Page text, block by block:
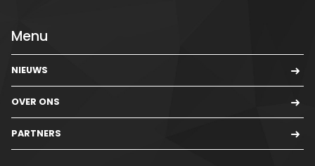
Menu
NIEUWS
OVER ONS
PARTNERS